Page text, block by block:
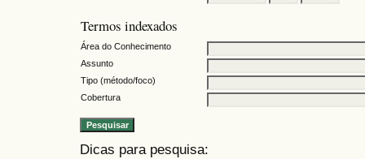
Termos indexados
Área do Conhecimento
Assunto
Tipo (método/foco)
Cobertura
Dicas para pesquisa: